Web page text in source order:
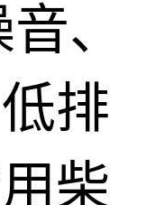
、
排
柴